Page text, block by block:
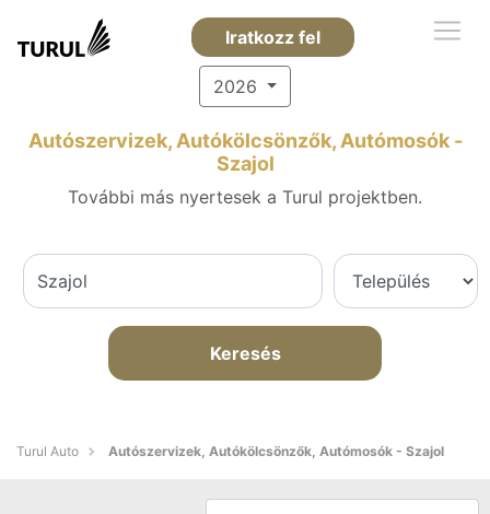
Iratkozz fel
2026
Autószervizek, Autókölcsönzők, Autómosók -
Szajol
További más nyertesek a Turul projektben.
Keresés
Turul Auto Autószervizek, Autókölcsönzők, Autómosók - Szajol